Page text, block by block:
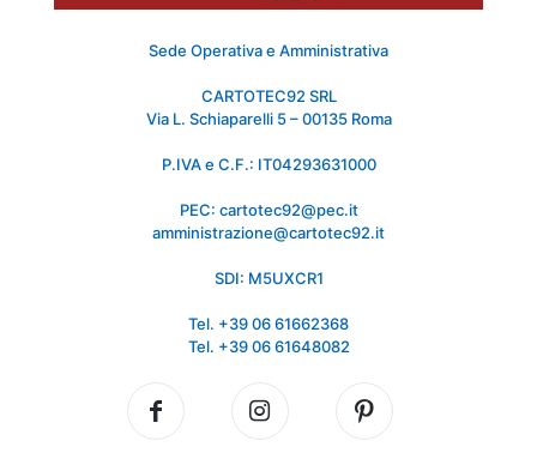
Sede Operativa e Amministrativa
CARTOTEC92 SRL
Via L. Schiaparelli 5 – 00135 Roma
P.IVA e C.F.: IT04293631000
PEC: cartotec92@pec.it
amministrazione@cartotec92.it
SDI: M5UXCR1
Tel. +39 06 61662368
Tel. +39 06 61648082